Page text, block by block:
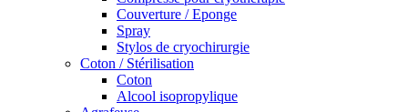
Couverture / Eponge
Spray
Stylos de cryochirurgie
Coton / Stérilisation
Coton
Alcool isopropylique